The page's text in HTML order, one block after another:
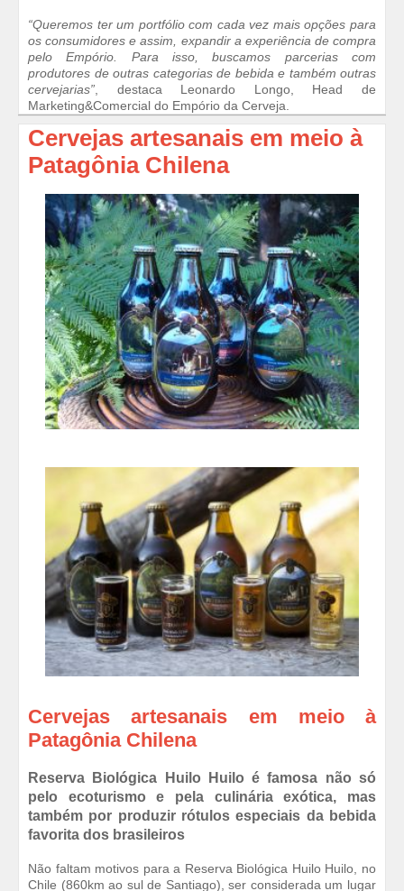
“Queremos ter um portfólio com cada vez mais opções para
os consumidores e assim, expandir a experiência de compra
pelo Empório. Para isso, buscamos parcerias com
produtores de outras categorias de bebida e também outras
cervejarias” , destaca Leonardo Longo, Head de
Marketing&Comercial do Empório da Cerveja.
Cervejas artesanais em meio à
Patagônia Chilena
Cervejas artesanais em meio à
Patagônia Chilena
Reserva Biológica Huilo Huilo é famosa não só
pelo ecoturismo e pela culinária exótica, mas
também por produzir rótulos especiais da bebida
favorita dos brasileiros
Não faltam motivos para a Reserva Biológica Huilo Huilo, no
Chile (860km ao sul de Santiago), ser considerada um lugar